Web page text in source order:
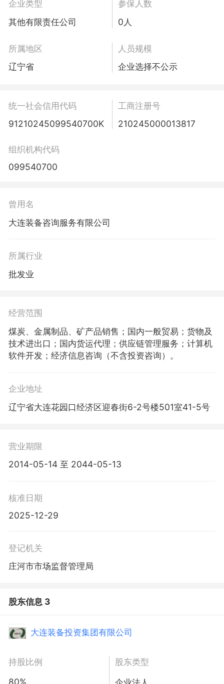
企业类型
其他有限责任公司
参保人数
0人
所属地区
辽宁省
人员规模
企业选择不公示
统一社会信用代码
91210245099540700K
工商注册号
210245000013817
组织机构代码
099540700
曾用名
大连装备咨询服务有限公司
所属行业
批发业
经营范围
煤炭、金属制品、矿产品销售；国内一般贸易；货物及
技术进出口；国内货运代理；供应链管理服务；计算机
软件开发；经济信息咨询（不含投资咨询）。
企业地址
辽宁省大连花园口经济区迎春街6-2号楼501室41-5号
营业期限
2014-05-14 至 2044-05-13
核准日期
2025-12-29
登记机关
庄河市市场监督管理局
股东信息 3
大连装备投资集团有限公司
持股比例
80%
股东类型